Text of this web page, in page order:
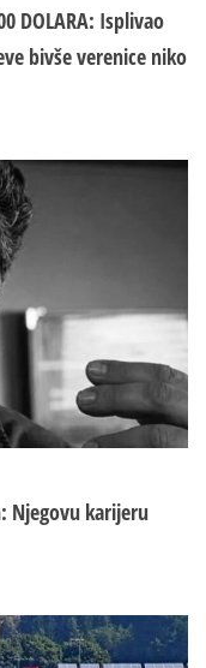
DOLARA: Isplivao
bivše verenice niko
Njegovu karijeru